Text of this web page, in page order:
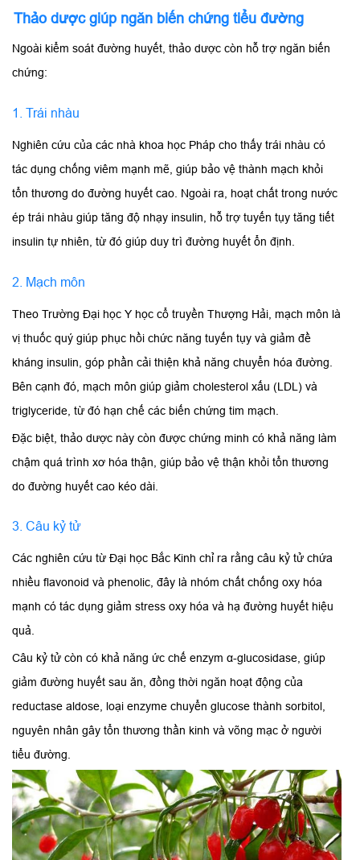
Thảo dược giúp ngăn biến chứng tiểu đường
Ngoài kiểm soát đường huyết, thảo dược còn hỗ trợ ngăn biến
chứng:
1. Trái nhàu
Nghiên cứu của các nhà khoa học Pháp cho thấy trái nhàu có
tác dụng chống viêm mạnh mẽ, giúp bảo vệ thành mạch khỏi
tổn thương do đường huyết cao. Ngoài ra, hoạt chất trong nước
ép trái nhàu giúp tăng độ nhạy insulin, hỗ trợ tuyến tụy tăng tiết
insulin tự nhiên, từ đó giúp duy trì đường huyết ổn định.
2. Mạch môn
Theo Trường Đại học Y học cổ truyền Thượng Hải, mạch môn là
vị thuốc quý giúp phục hồi chức năng tuyến tụy và giảm đề
kháng insulin, góp phần cải thiện khả năng chuyển hóa đường.
Bên cạnh đó, mạch môn giúp giảm cholesterol xấu (LDL) và
triglyceride, từ đó hạn chế các biến chứng tim mạch.
Đặc biệt, thảo dược này còn được chứng minh có khả năng làm
chậm quá trình xơ hóa thận, giúp bảo vệ thận khỏi tổn thương
do đường huyết cao kéo dài.
3. Câu kỷ tử
Các nghiên cứu từ Đại học Bắc Kinh chỉ ra rằng câu kỷ tử chứa
nhiều flavonoid và phenolic, đây là nhóm chất chống oxy hóa
mạnh có tác dụng giảm stress oxy hóa và hạ đường huyết hiệu
quả.
Câu kỷ tử còn có khả năng ức chế enzym α-glucosidase, giúp
giảm đường huyết sau ăn, đồng thời ngăn hoạt động của
reductase aldose, loại enzyme chuyển glucose thành sorbitol,
nguyên nhân gây tổn thương thần kinh và võng mạc ở người
tiểu đường.